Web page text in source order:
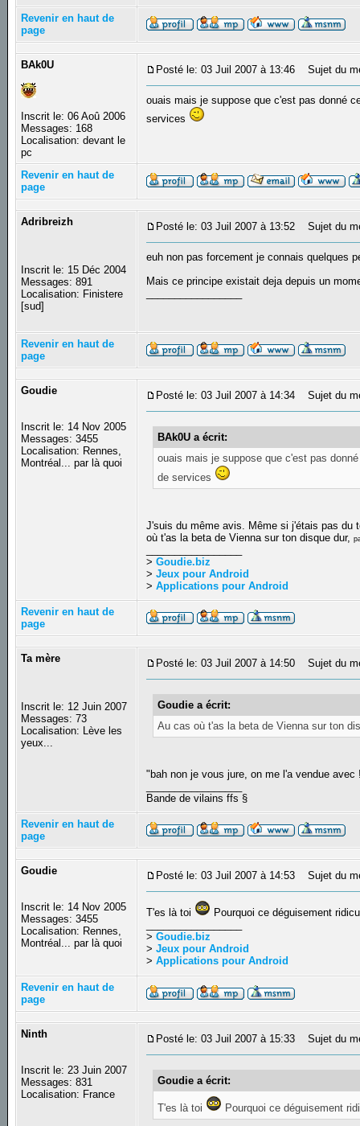
Revenir en haut de
page
BAk0U
Inscrit le: 06 Aoû 2006
Messages: 168
Localisation: devant le
pc
Posté le: 03 Juil 2007 à 13:46 Sujet du
ouais mais je suppose que c'est pas donné
services
Revenir en haut de
page
Adribreizh
Inscrit le: 15 Déc 2004
Messages: 891
Localisation: Finistere
[sud]
Posté le: 03 Juil 2007 à 13:52 Sujet du
euh non pas forcement je connais quelques
Mais ce principe existait deja depuis un
Revenir en haut de
page
Goudie
Inscrit le: 14 Nov 2005
Messages: 3455
Localisation: Rennes,
Montréal... par là quoi
Posté le: 03 Juil 2007 à 14:34 Sujet du
BAk0U a écrit:
ouais mais je suppose que c'est pas
de services
J'suis du même avis. Même si j'étais pas du
où t'as la beta de Vienna sur ton disque dur,
>Goudie.biz
>Jeux pour Android
>Applications pour Android
Revenir en haut de
page
Ta mère
Inscrit le: 12 Juin 2007
Messages: 73
Localisation: Lève les
yeux...
Posté le: 03 Juil 2007 à 14:50 Sujet du
Goudie a écrit:
Au cas où t'as la beta de Vienna sur ton
"bah non je vous jure, on me l'a vendue avec
Bande de vilains ffs §
Revenir en haut de
page
Goudie
Inscrit le: 14 Nov 2005
Messages: 3455
Localisation: Rennes,
Montréal... par là quoi
Posté le: 03 Juil 2007 à 14:53 Sujet du
T'es là toi
Pourquoi ce déguisement
>Goudie.biz
>Jeux pour Android
>Applications pour Android
Revenir en haut de
page
Ninth
Inscrit le: 23 Juin 2007
Messages: 831
Localisation: France
Posté le: 03 Juil 2007 à 15:33 Sujet du
Goudie a écrit:
T'es là toi Pourquoi ce déguisement